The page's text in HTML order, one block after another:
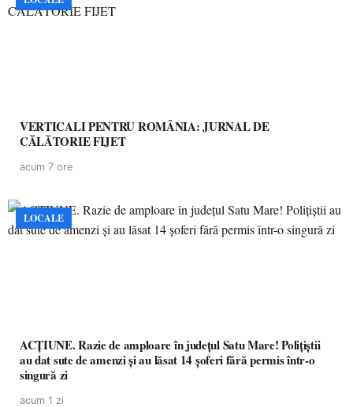
VERTICALI PENTRU ROMÂNIA: JURNAL DE
CĂLĂTORIE FIJET
acum 7 ore
LOCALE
ACȚIUNE. Razie de amploare în județul Satu Mare! Polițiștii
au dat sute de amenzi și au lăsat 14 șoferi fără permis într-o
singură zi
acum 1 zi